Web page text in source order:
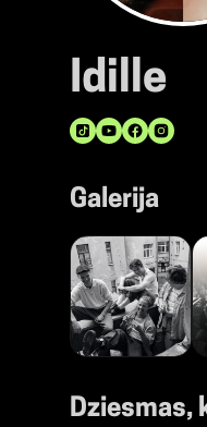
Idille
Galerija
Dziesmas,